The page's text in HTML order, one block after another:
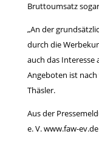
Bruttoumsatz
„An der
durch die
auch das Interesse
Angeboten ist nach
Thäsler.
Aus der
e. V.www.faw-ev.de